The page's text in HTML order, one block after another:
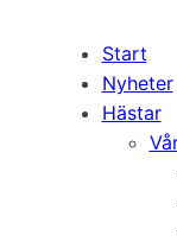
Start
Nyheter
Hästar